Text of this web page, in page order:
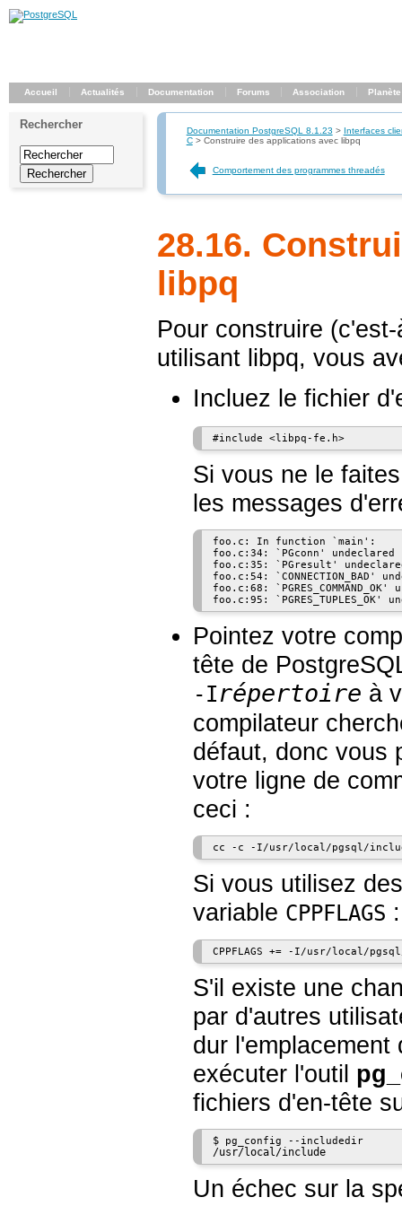
Accueil Actualités Documentation Forums Association Planète
Rechercher Documentation PostgreSQL 8.1.23 > Interfaces
C> Construire des applications avec libpq
Comportement des programmes threadés
28.16.
libpq
Pour construire
utilisant libpq, vous
Incluez le fichier
Si vous ne le
les messages
foo.c: In function `main':
foo.c:34: `PGconn'
foo.c:35: `PGresult'
foo.c:54:
foo.c:68:
Pointez votre
tête de
-Irépertoire à
compilateur
défaut, donc vous
votre ligne de
ceci :
Si vous utilisez
variable CPPFLAGS :
S'il existe une
par d'autres
dur
exécuter l'outil
fichiers d'en-tête
$
/usr/local/include
Un échec sur la